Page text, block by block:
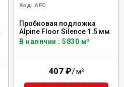
Код: AFC
Пробковая подложка
Alpine Floor Silence 1.5 мм
В наличии : 5830 м²
407 ₽/м²